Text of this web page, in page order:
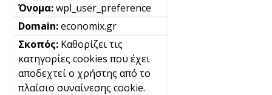
wpl_user_preference
economix.gr
Καθορίζει τις
κατηγορίες cookies που έχει
αποδεχτεί ο χρήστης από το
πλαίσιο συναίνεσης cookie.